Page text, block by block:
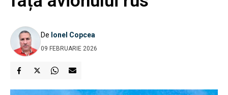
De Ionel Copcea
09 FEBRUARIE 2026